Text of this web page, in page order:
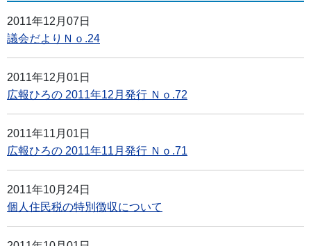
2011年12月07日
議会だよりＮｏ.24
2011年12月01日
広報ひろの 2011年12月発行 Ｎｏ.72
2011年11月01日
広報ひろの 2011年11月発行 Ｎｏ.71
2011年10月24日
個人住民税の特別徴収について